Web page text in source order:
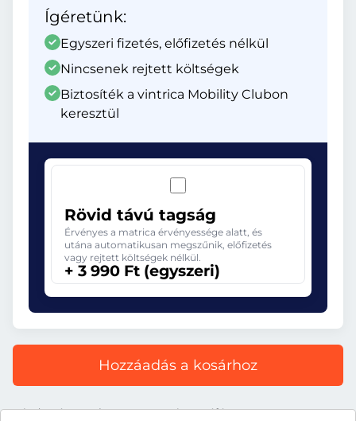
Ígéretünk:
Egyszeri fizetés, előfizetés nélkül
Nincsenek rejtett költségek
Biztosíték a vintrica Mobility Clubon
keresztül
Rövid távú tagság
Érvényes a matrica érvényessége alatt, és
utána automatikusan megszűnik, előfizetés
vagy rejtett költségek nélkül.
+ 3 990 Ft (egyszeri)
Hozzáadás a kosárhoz
Minden ár tartalmazza a törvényes áfát.